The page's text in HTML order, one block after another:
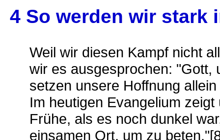
4 So werden wir stark
Weil wir diesen Kampf nicht
wir es ausgesprochen: "Gott,
setzen unsere Hoffnung
Im heutigen Evangelium
Frühe, als es noch dunkel
einsamen Ort, um zu